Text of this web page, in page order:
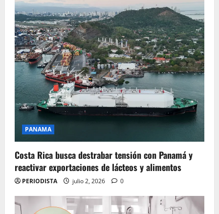
PANAMA
Costa Rica busca destrabar tensión con Panamá y
reactivar exportaciones de lácteos y alimentos
PERIODISTA julio 2, 2026 0